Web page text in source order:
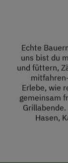
Echte
uns bist du
und füttern,
Erlebe, wie
gemeinsam
Hasen,